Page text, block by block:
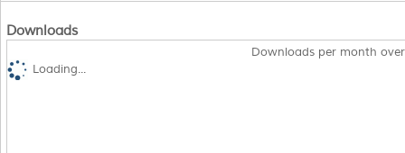
Downloads
Downloads per month
Loading...